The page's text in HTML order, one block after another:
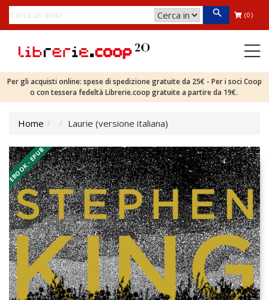
(0)
Per gli acquisti online: spese di spedizione gratuite da 25€ - Per i soci Coop
o con tessera fedeltà Librerie.coop gratuite a partire da 19€.
Home Laurie (versione italiana)
EBOOK - EPUB